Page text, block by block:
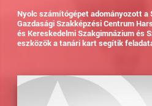
Nyolc számítógépet adományozott a
Gazdasági Szakképzési Centrum
és Kereskedelmi Szakgimnázium és
eszközök a tanári kart segítik